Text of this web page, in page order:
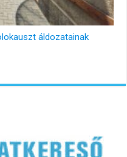
áldozatainak